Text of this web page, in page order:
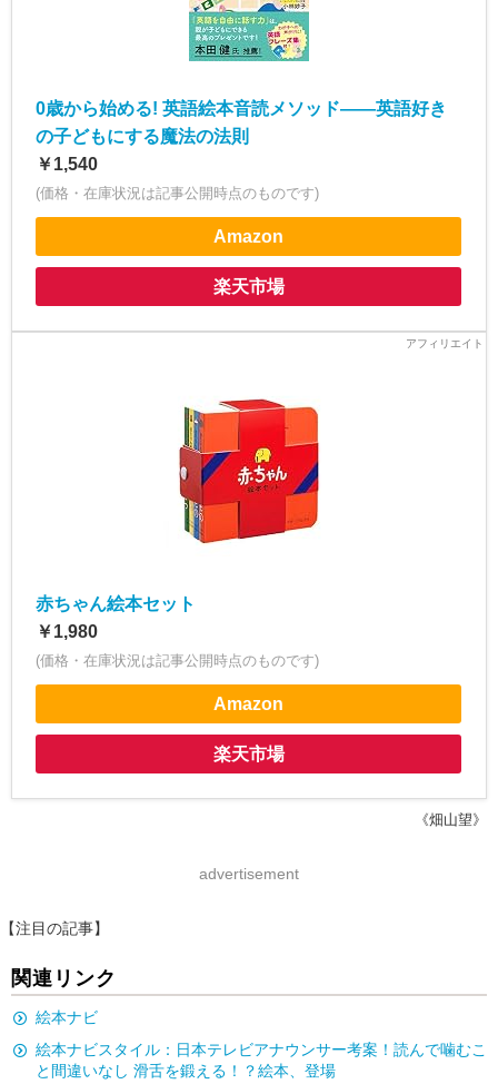
0歳から始める! 英語絵本音読メソッド――英語好き
の子どもにする魔法の法則
￥1,540
(価格・在庫状況は記事公開時点のものです)
Amazon
楽天市場
赤ちゃん絵本セット
￥1,980
(価格・在庫状況は記事公開時点のものです)
Amazon
楽天市場
《畑山望》
advertisement
【注目の記事】
関連リンク
絵本ナビ
絵本ナビスタイル：日本テレビアナウンサー考案！読んで噛むこ
と間違いなし 滑舌を鍛える！？絵本、登場